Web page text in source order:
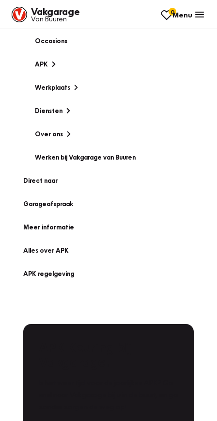
Vakgarage
Van Buuren
0Menu
Occasions
APK
Werkplaats
Diensten
Over ons
Werken bij Vakgarage van Buuren
Direct naar
Garageafspraak
Meer informatie
Alles over APK
APK regelgeving